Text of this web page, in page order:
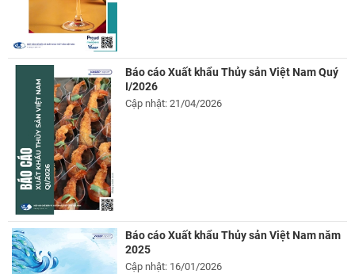
Báo cáo Xuất khẩu Thủy sản Việt Nam Quý
I/2026
Cập nhật: 21/04/2026
Báo cáo Xuất khẩu Thủy sản Việt Nam năm
2025
Cập nhật: 16/01/2026